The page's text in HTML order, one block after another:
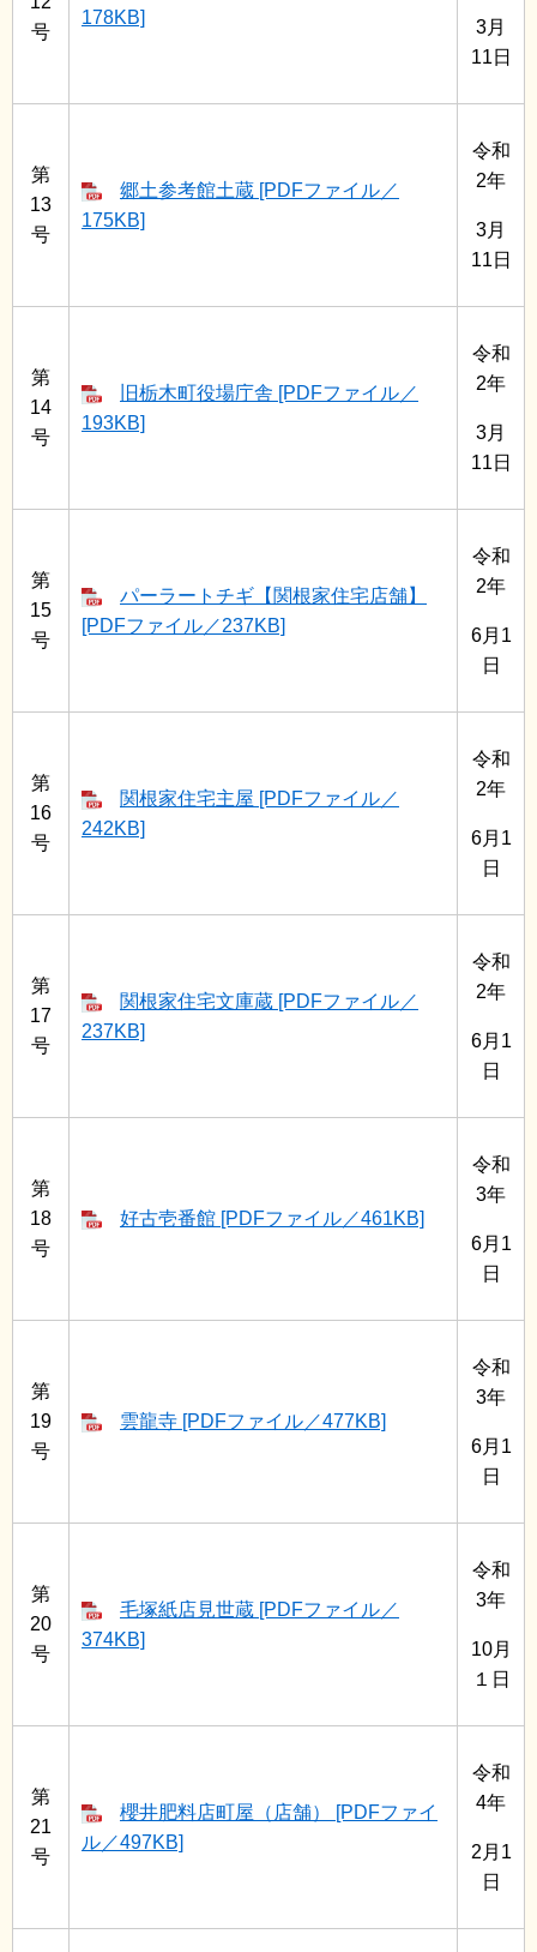
号
178KB]
3月
11日
第
13
号
郷土参考館土蔵 [PDFファイル／
175KB]
令和
2年
3月
11日
第
14
号
旧栃木町役場庁舎 [PDFファイル／
193KB]
令和
2年
3月
11日
第
15
号
パーラートチギ【関根家住宅店舗】
[PDFファイル／237KB]
令和
2年
6月1
日
第
16
号
関根家住宅主屋 [PDFファイル／
242KB]
令和
2年
6月1
日
第
17
号
関根家住宅文庫蔵 [PDFファイル／
237KB]
令和
2年
6月1
日
第
18
号
好古壱番館 [PDFファイル／461KB]
令和
3年
6月1
日
第
19
号
雲龍寺 [PDFファイル／477KB]
令和
3年
6月1
日
第
20
号
毛塚紙店見世蔵 [PDFファイル／
374KB]
令和
3年
10月
１日
第
21
号
櫻井肥料店町屋（店舗） [PDFファイ
ル／497KB]
令和
4年
2月1
日